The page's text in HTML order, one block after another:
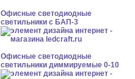
Офисные светодиодные
светильники с БАП-3
Офисные светодиодные
светильники диммируемые 0-10